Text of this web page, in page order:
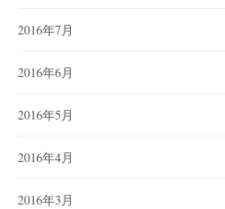
2016年7月
2016年6月
2016年5月
2016年4月
2016年3月